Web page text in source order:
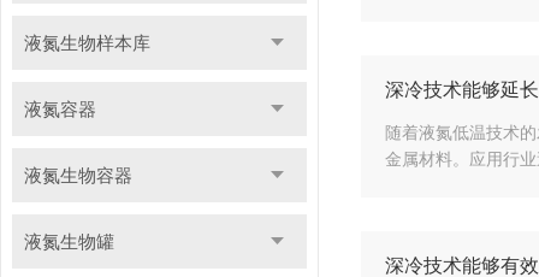
液氮生物样本库
液氮容器
液氮生物容器
液氮生物罐
深冷技术能够延
随着液氮低温技术
金属材料。应用行
深冷技术能够有